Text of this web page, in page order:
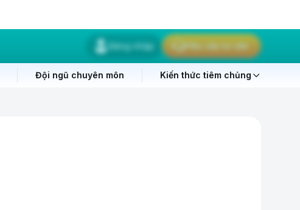
Đăng nhập Yêu cầu tư vấn
Đội ngũ chuyên môn Kiến thức tiêm chủng